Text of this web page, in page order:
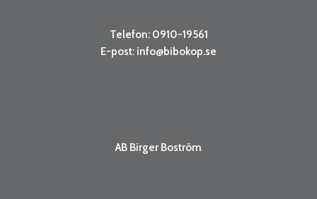
Telefon: 0910-19561
E-post: info@bibokop.se
AB Birger Boström